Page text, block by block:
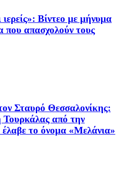
Βίντεο με μήνυμα
που απασχολούν τους
Σταυρό Θεσσαλονίκης:
Τουρκάλας από την
το όνομα «Μελάνια»